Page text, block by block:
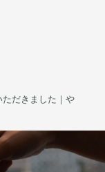
だきました｜や